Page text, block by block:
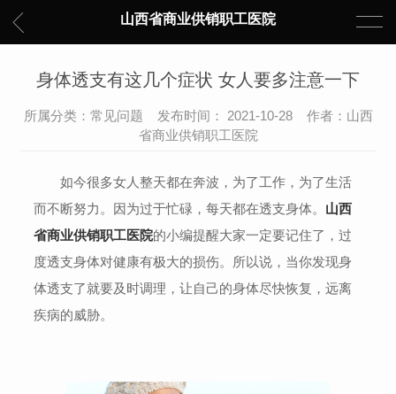
山西省商业供销职工医院
身体透支有这几个症状 女人要多注意一下
所属分类：常见问题 发布时间： 2021-10-28 作者：山西
省商业供销职工医院
如今很多女人整天都在奔波，为了工作，为了生活
而不断努力。因为过于忙碌，每天都在透支身体。 山西
省商业供销职工医院的小编提醒大家一定要记住了，过
度透支身体对健康有极大的损伤。所以说，当你发现身
体透支了就要及时调理，让自己的身体尽快恢复，远离
疾病的威胁。